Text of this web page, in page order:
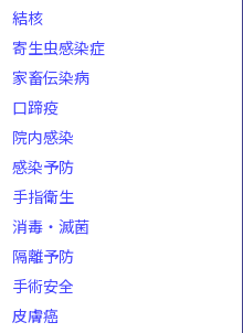
結核
寄生虫感染症
家畜伝染病
口蹄疫
院内感染
感染予防
手指衛生
消毒・滅菌
隔離予防
手術安全
皮膚癌